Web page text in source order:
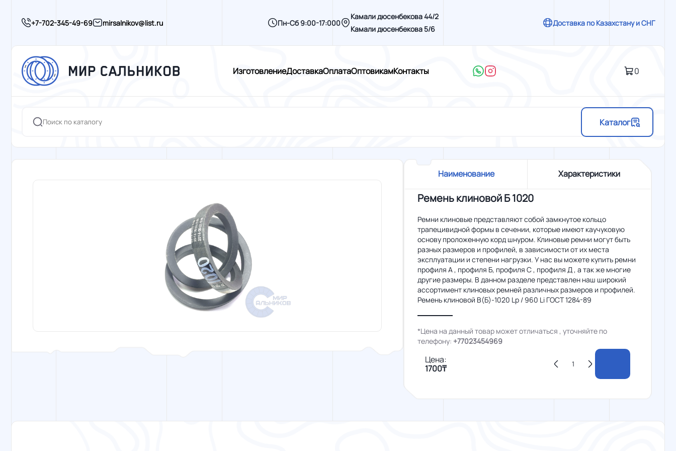
+7-702-345-49-69 mirsalnikov@list.ru Пн-Сб 9:00-17:000
Камали дюсенбекова 44/2
Камали дюсенбекова 5/6
Доставка по Казахстану и СНГ
ИзготовлениеДоставкаОплатаОптовикамКонтакты 0
Каталог
Наименование Характеристики
Ремень клиновой Б 1020
Ремни клиновые представляют собой замкнутое кольцо
трапецивидной формы в сечении, которые имеют каучуковую
основу проложенную корд шнуром. Клиновые ремни могут быть
разных размеров и профилей, в зависимости от их места
эксплуатации и степени нагрузки. У нас вы можете купить ремни
профиля А , профиля Б, профиля С , профиля Д , а так же многие
другие размеры. В данном разделе представлен наш широкий
ассортимент клиновых ремней различных размеров и профилей.
Ремень клиновой В(Б)-1020 Lp / 960 Li ГОСТ 1284-89
*Цена на данный товар может отличаться , уточняйте по
телефону: +77023454969
Цена:
1700₸